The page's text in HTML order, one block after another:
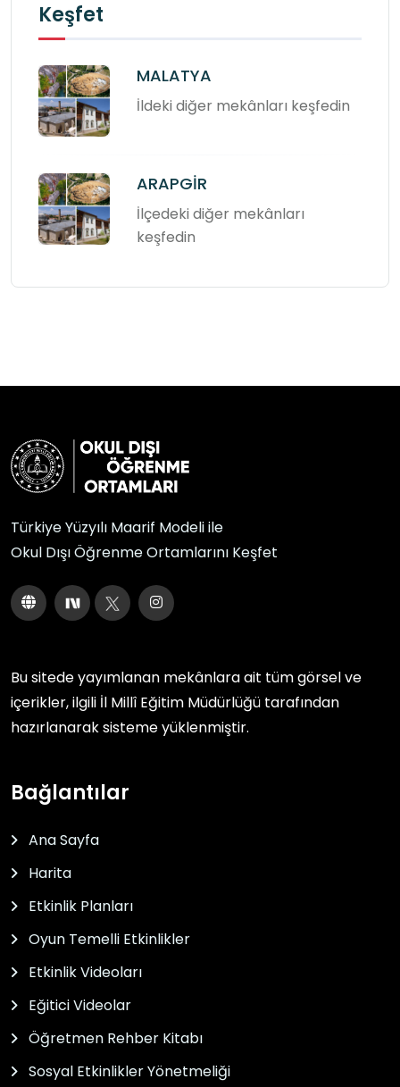
Keşfet
MALATYA
İldeki diğer mekânları keşfedin
ARAPGİR
İlçedeki diğer mekânları
keşfedin
Türkiye Yüzyılı Maarif Modeli ile
Okul Dışı Öğrenme Ortamlarını Keşfet
Bu sitede yayımlanan mekânlara ait tüm görsel ve
içerikler, ilgili İl Millî Eğitim Müdürlüğü tarafından
hazırlanarak sisteme yüklenmiştir.
Bağlantılar
Ana Sayfa
Harita
Etkinlik Planları
Oyun Temelli Etkinlikler
Etkinlik Videoları
Eğitici Videolar
Öğretmen Rehber Kitabı
Sosyal Etkinlikler Yönetmeliği